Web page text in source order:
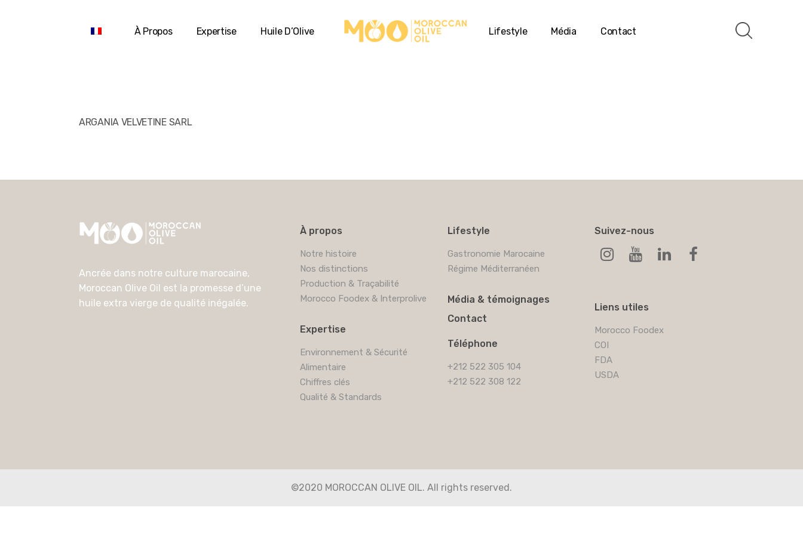
Huile D’Olive
Expertise
À Propos Lifestyle Média Contact
ARGANIA VELVETINE SARL
Ancrée dans notre culture marocaine,
Moroccan Olive Oil est la promesse d’une
huile extra vierge de qualité inégalée.
À propos
Notre histoire
Nos distinctions
Production & Traçabilité
Morocco Foodex & Interprolive
Expertise
Environnement & Sécurité
Alimentaire
Chiffres clés
Qualité & Standards
Lifestyle
Gastronomie Marocaine
Régime Méditerranéen
Média & témoignages
Contact
Téléphone
+212 522 305 104
+212 522 308 122
Suivez-nous
Liens utiles
Morocco Foodex
COI
FDA
USDA
©2020 MOROCCAN OLIVE OIL. All rights reserved.